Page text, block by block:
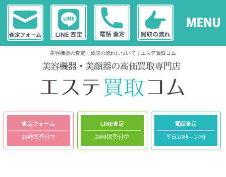
美容機器の査定・買取の流れについて｜エステ買取コム
査定フォーム
24時間受付中
LINE査定
24時間受付中
電話査定
平日10時～17時